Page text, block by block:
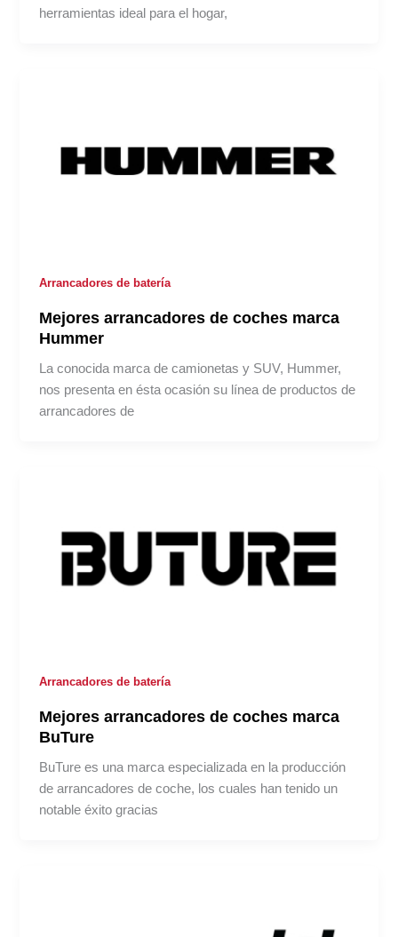
herramientas ideal para el hogar,
Arrancadores de batería
Mejores arrancadores de coches marca
Hummer
La conocida marca de camionetas y SUV, Hummer,
nos presenta en ésta ocasión su línea de productos de
arrancadores de
Arrancadores de batería
Mejores arrancadores de coches marca
BuTure
BuTure es una marca especializada en la producción
de arrancadores de coche, los cuales han tenido un
notable éxito gracias